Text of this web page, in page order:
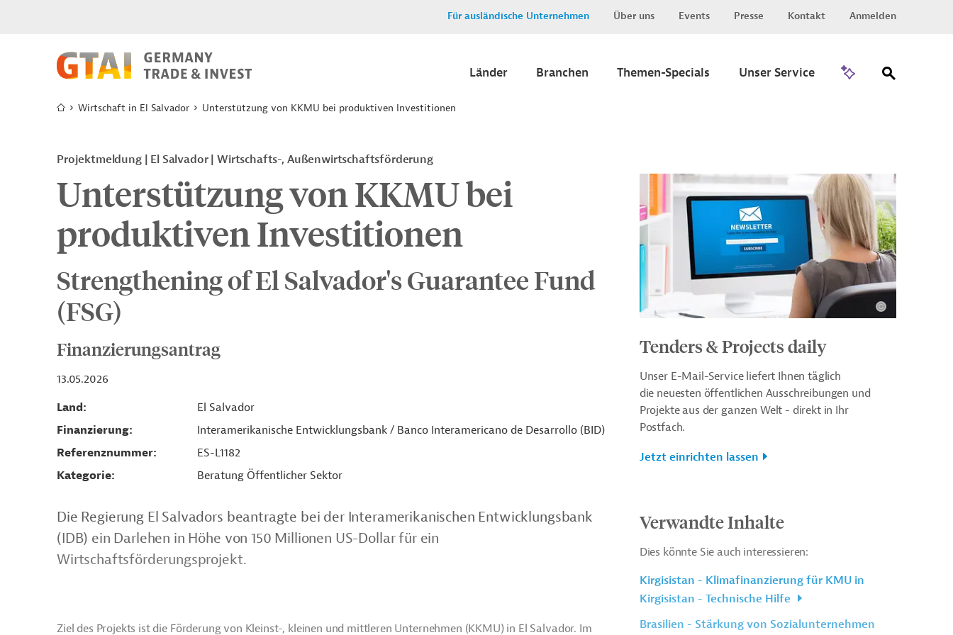
Für ausländische Unternehmen Über uns Events Presse Kontakt Anmelden
Länder Branchen Themen-Specials Unser Service
Wirtschaft in El Salvador Unterstützung von KKMU bei produktiven Investitionen
Projektmeldung El Salvador Wirtschafts-, Außenwirtschaftsförderung
Unterstützung von KKMU bei
produktiven Investitionen
Strengthening of El Salvador's Guarantee Fund
(FSG)
Finanzierungsantrag
13.05.2026
Land
El Salvador
Finanzierung
Interamerikanische Entwicklungsbank / Banco Interamericano de Desarrollo (BID)
Referenznummer
ES-L1182
Kategorie
Beratung Öffentlicher Sektor
Die Regierung El Salvadors beantragte bei der Interamerikanischen Entwicklungsbank
(IDB) ein Darlehen in Höhe von 150 Millionen US-Dollar für ein
Wirtschaftsförderungsprojekt.
Ziel des Projekts ist die Förderung von Kleinst-, kleinen und mittleren Unternehmen (KKMU) in El Salvador. Im
Tenders & Projects daily
Unser E-Mail-Service liefert Ihnen täglich
die neuesten öffentlichen Ausschreibungen und
Projekte aus der ganzen Welt - direkt in Ihr
Postfach.
Jetzt einrichten lassen
Verwandte Inhalte
Dies könnte Sie auch interessieren:
Kirgisistan - Klimafinanzierung für KMU in
Kirgisistan - Technische Hilfe
Brasilien - Stärkung von Sozialunternehmen